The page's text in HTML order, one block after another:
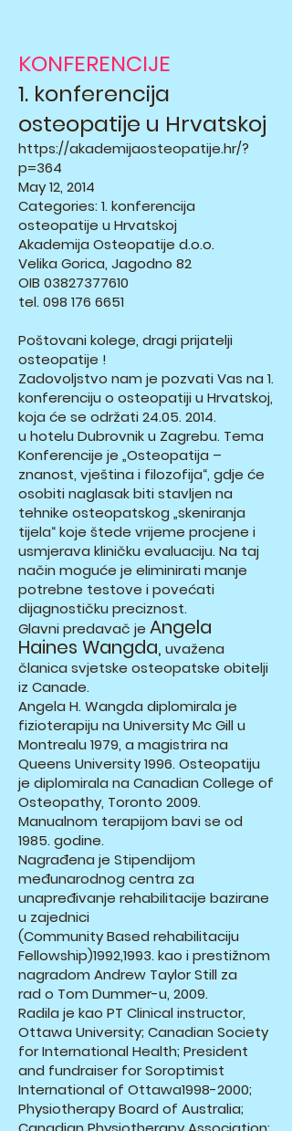
KONFERENCIJE
1. konferencija
osteopatije u Hrvatskoj
https://akademijaosteopatije.hr/?
p=364
May 12, 2014
Categories: 1. konferencija
osteopatije u Hrvatskoj
Akademija Osteopatije d.o.o.
Velika Gorica, Jagodno 82
OIB 03827377610
tel. 098 176 6651
Poštovani kolege, dragi prijatelji
osteopatije !
Zadovoljstvo nam je pozvati Vas na 1.
konferenciju o osteopatiji u Hrvatskoj,
koja će se održati 24.05. 2014.
u hotelu Dubrovnik u Zagrebu. Tema
Konferencije je „Osteopatija –
znanost, vještina i filozofija“, gdje će
osobiti naglasak biti stavljen na
tehnike osteopatskog „skeniranja
tijela“ koje štede vrijeme procjene i
usmjerava kliničku evaluaciju. Na taj
način moguće je eliminirati manje
potrebne testove i povećati
dijagnostičku preciznost.
Glavni predavač je Angela
Haines Wangda, uvažena
članica svjetske osteopatske obitelji
iz Canade.
Angela H. Wangda diplomirala je
fizioterapiju na University Mc Gill u
Montrealu 1979, a magistrira na
Queens University 1996. Osteopatiju
je diplomirala na Canadian College of
Osteopathy, Toronto 2009.
Manualnom terapijom bavi se od
1985. godine.
Nagrađena je Stipendijom
međunarodnog centra za
unapređivanje rehabilitacije bazirane
u zajednici
(Community Based rehabilitaciju
Fellowship)1992,1993. kao i prestižnom
nagradom Andrew Taylor Still za
rad o Tom Dummer-u, 2009.
Radila je kao PT Clinical instructor,
Ottawa University; Canadian Society
for International Health; President
and fundraiser for Soroptimist
International of Ottawa1998-2000;
Physiotherapy Board of Australia;